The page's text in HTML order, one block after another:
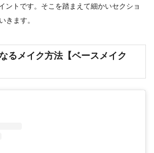
ントです。そこを踏まえて細かいセクショ
きます。
るメイク方法【ベースメイク